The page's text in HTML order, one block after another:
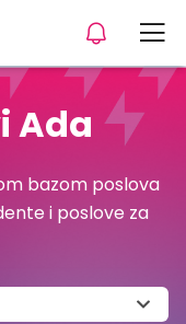
Ada
bazom poslova
i poslove za